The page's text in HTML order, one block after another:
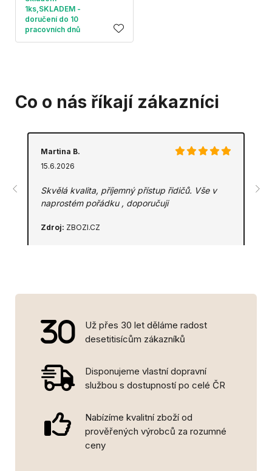
1ks,SKLADEM -
doručení do 10
pracovních dnů
Co o nás říkají zákazníci
Martina B.
15.6.2026
Skvělá kvalita, příjemný přístup řidičů. Vše v
naprostém pořádku , doporučuji
Zdroj: ZBOZI.CZ
Už přes 30 let děláme radost
desetitisícům zákazníků
Disponujeme vlastní dopravní
službou s dostupností po celé ČR
Nabízíme kvalitní zboží od
prověřených výrobců za rozumné
ceny